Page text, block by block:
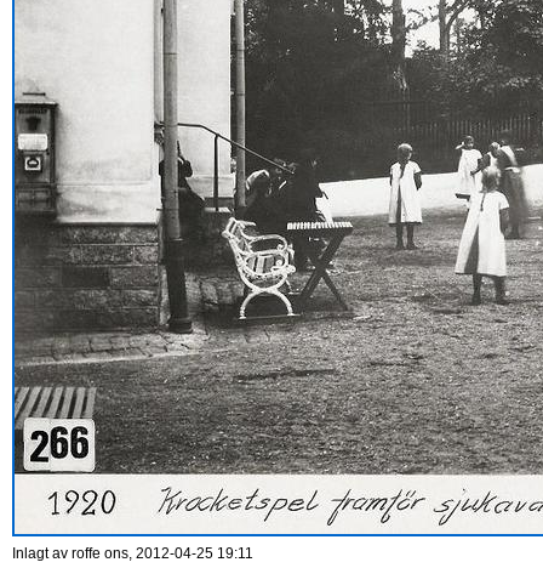
Inlagt av roffe ons, 2012-04-25 19:11